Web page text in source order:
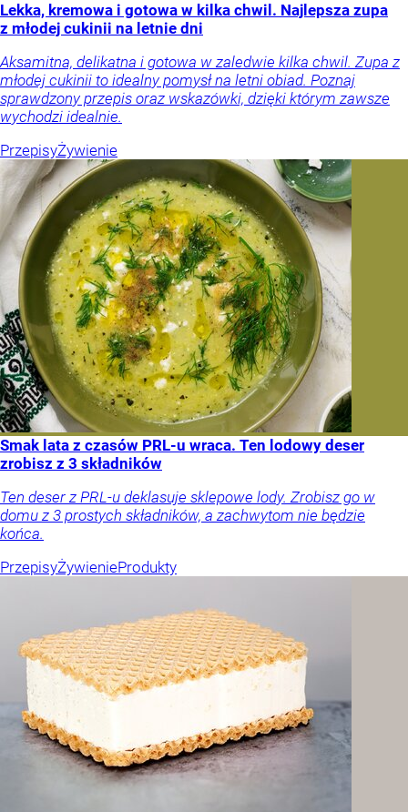
Lekka, kremowa i gotowa w kilka chwil. Najlepsza zupa
z młodej cukinii na letnie dni
Aksamitna, delikatna i gotowa w zaledwie kilka chwil. Zupa z
młodej cukinii to idealny pomysł na letni obiad. Poznaj
sprawdzony przepis oraz wskazówki, dzięki którym zawsze
wychodzi idealnie.
PrzepisyŻywienie
Smak lata z czasów PRL-u wraca. Ten lodowy deser
zrobisz z 3 składników
Ten deser z PRL-u deklasuje sklepowe lody. Zrobisz go w
domu z 3 prostych składników, a zachwytom nie będzie
końca.
PrzepisyŻywienieProdukty